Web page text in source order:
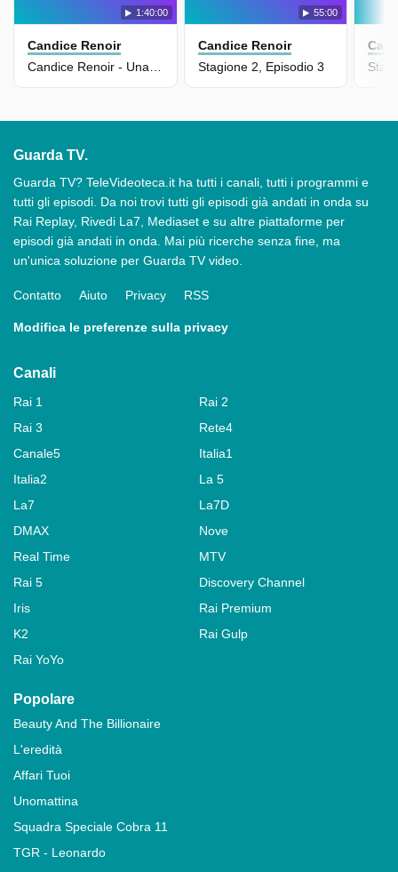
1:40:00
Candice Renoir
55:00
Candice Renoir
Stagione 2, Episodio 3
Guarda TV.
Guarda TV? TeleVideoteca.it ha tutti i canali, tutti i programmi e
tutti gli episodi. Da noi trovi tutti gli episodi già andati in onda su
Rai Replay, Rivedi La7, Mediaset e su altre piattaforme per
episodi già andati in onda. Mai più ricerche senza fine, ma
un'unica soluzione per Guarda TV video.
Contatto Aiuto Privacy RSS
Modifica le preferenze sulla privacy
Canali
Rai 1
Rai 2
Rai 3
Rete4
Canale5
Italia1
Italia2
La 5
La7
La7D
DMAX
Nove
Real Time
MTV
Rai 5
Discovery Channel
Iris
Rai Premium
K2
Rai Gulp
Rai YoYo
Popolare
Beauty And The Billionaire
L'eredità
Affari Tuoi
Unomattina
Squadra Speciale Cobra 11
TGR - Leonardo